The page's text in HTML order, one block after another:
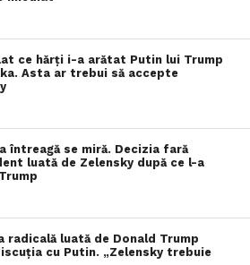
ce hărți i-a arătat Putin lui Trump
Asta ar trebui să accepte
întreagă se miră. Decizia fară
luată de Zelensky după ce l-a
radicală luată de Donald Trump
cu Putin. „Zelensky trebuie